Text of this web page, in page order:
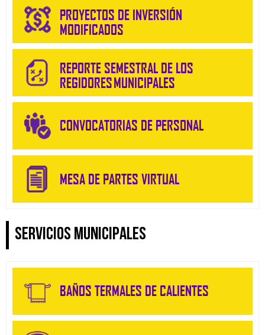
PROYECTOS DE INVERSIÓN
MODIFICADOS
REPORTE SEMESTRAL DE LOS
REGIDORES MUNICIPALES
CONVOCATORIAS DE PERSONAL
MESA DE PARTES VIRTUAL
SERVICIOS MUNICIPALES
BAÑOS TERMALES DE CALIENTES